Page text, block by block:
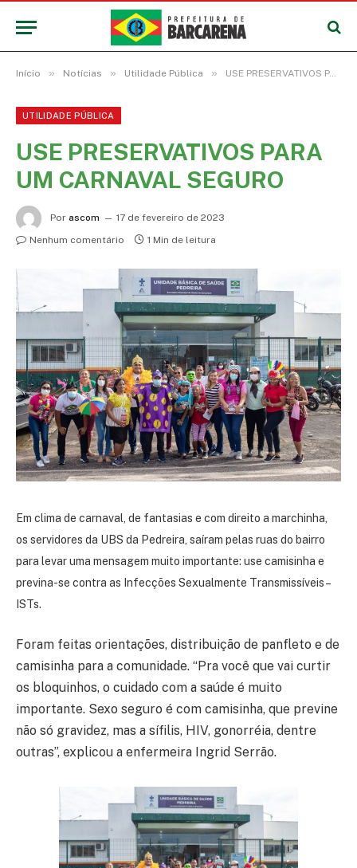
Início » Notícias » Utilidade Pública » USE PRESERVATIVOS PARA UM CARNAVAL SEGURO
UTILIDADE PÚBLICA
USE PRESERVATIVOS PARA
UM CARNAVAL SEGURO
Por ascom
17 de fevereiro de 2023
Nenhum comentário
1 Min de leitura
Em clima de carnaval, de fantasias e com direito a marchinha,
os servidores da UBS da Pedreira, saíram pelas ruas do bairro
para levar uma mensagem muito importante: use camisinha e
previna-se contra as Infecções Sexualmente Transmissíveis –
ISTs.
Foram feitas orientações, distribuição de panfleto e de
camisinha para a comunidade. “Pra você que vai curtir
os bloquinhos, o cuidado com a saúde é muito
importante. Sexo seguro é com camisinha, que previne
não só gravidez, mas a sífilis, HIV, gonorréia, dentre
outras”, explicou a enfermeira Ingrid Serrão.